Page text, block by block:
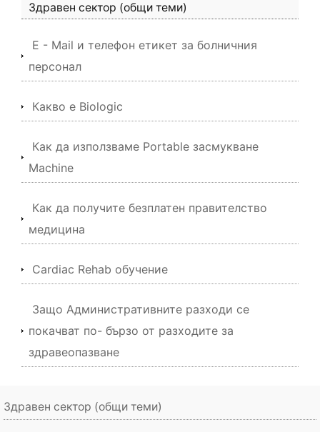
Здравен сектор (общи теми)
E - Mail и телефон етикет за болничния
персонал
Какво е Biologic
Как да използваме Portable засмукване
Machine
Как да получите безплатен правителство
медицина
Cardiac Rehab обучение
Защо Административните разходи се
покачват по- бързо от разходите за
здравеопазване
Здравен сектор (общи теми)